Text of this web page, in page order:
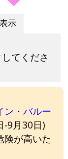
示
てくださ
ン・バルー
-9月30日)
険が高いた